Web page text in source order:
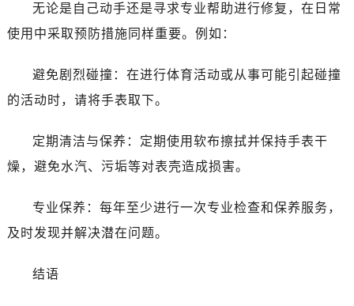
无论是自己动手还是寻求专业帮助进行修复，在日常
使用中采取预防措施同样重要。例如：
避免剧烈碰撞：在进行体育活动或从事可能引起碰撞
的活动时，请将手表取下。
定期清洁与保养：定期使用软布擦拭并保持手表干
燥，避免水汽、污垢等对表壳造成损害。
专业保养：每年至少进行一次专业检查和保养服务，
及时发现并解决潜在问题。
结语